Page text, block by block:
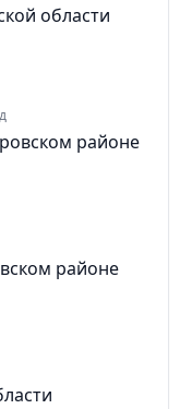
области
районе
районе